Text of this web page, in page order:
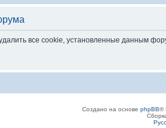
все cookie, установленные данным
Создано на основе phpBB®